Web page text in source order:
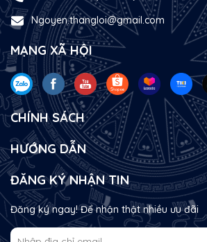
Ngoyen.thangloi@gmail.com
MẠNG XÃ HỘI
CHÍNH SÁCH
HƯỚNG DẪN
ĐĂNG KÝ NHẬN TIN
Đăng ký ngay! Để nhận thật nhiều ưu đãi